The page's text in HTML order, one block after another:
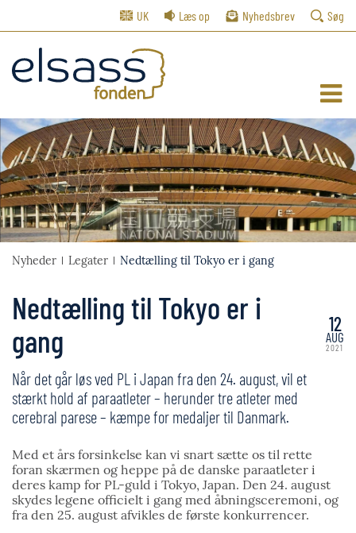
UK Læs op Nyhedsbrev Søg
Nyheder Legater Nedtælling til Tokyo er i gang
Nedtælling til Tokyo er i
gang
12
AUG
2021
Når det går løs ved PL i Japan fra den 24. august, vil et
stærkt hold af paraatleter – herunder tre atleter med
cerebral parese – kæmpe for medaljer til Danmark.
Med et års forsinkelse kan vi snart sætte os til rette
foran skærmen og heppe på de danske paraatleter i
deres kamp for PL-guld i Tokyo, Japan. Den 24. august
skydes legene officielt i gang med åbningsceremoni, og
fra den 25. august afvikles de første konkurrencer.